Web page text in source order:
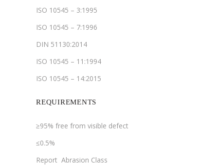
ISO 10545 – 3:1995
ISO 10545 – 7:1996
DIN 51130:2014
ISO 10545 – 11:1994
ISO 10545 – 14:2015
REQUIREMENTS
≥95% free from visible defect
≤0.5%
Report Abrasion Class